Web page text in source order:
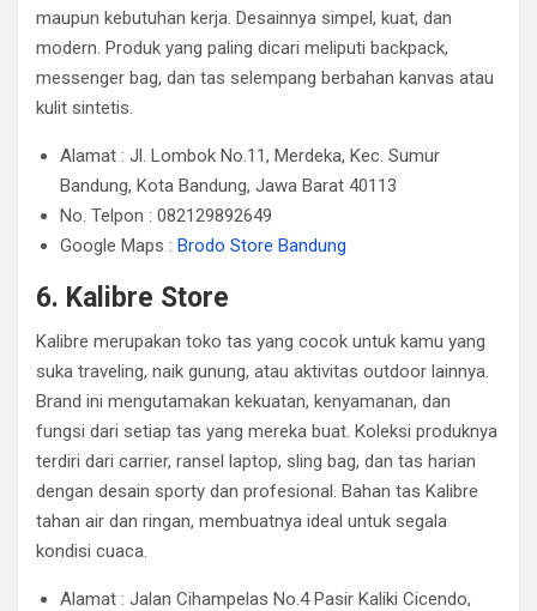
maupun kebutuhan kerja. Desainnya simpel, kuat, dan
modern. Produk yang paling dicari meliputi backpack,
messenger bag, dan tas selempang berbahan kanvas atau
kulit sintetis.
Alamat : Jl. Lombok No.11, Merdeka, Kec. Sumur
Bandung, Kota Bandung, Jawa Barat 40113
No. Telpon : 082129892649
Google Maps : Brodo Store Bandung
6. Kalibre Store
Kalibre merupakan toko tas yang cocok untuk kamu yang
suka traveling, naik gunung, atau aktivitas outdoor lainnya.
Brand ini mengutamakan kekuatan, kenyamanan, dan
fungsi dari setiap tas yang mereka buat. Koleksi produknya
terdiri dari carrier, ransel laptop, sling bag, dan tas harian
dengan desain sporty dan profesional. Bahan tas Kalibre
tahan air dan ringan, membuatnya ideal untuk segala
kondisi cuaca.
Alamat : Jalan Cihampelas No.4 Pasir Kaliki Cicendo,